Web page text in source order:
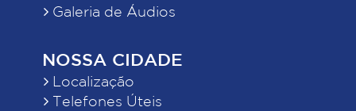
Galeria de Áudios
NOSSA CIDADE
Localização
Telefones Úteis